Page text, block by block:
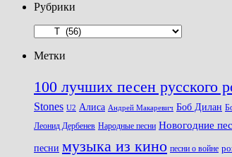
Рубрики
Рубрики
Метки
100 лучших песен русского
Stones U2 Алиса Андрей Макаревич Боб Дилан
Леонид Дербенев Народные песни Новогодние
песни музыка из кино песни о войне